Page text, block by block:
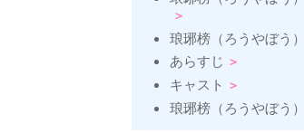
琅琊榜（ろうやぼう
あらすじ
キャスト
琅琊榜（ろうやぼう